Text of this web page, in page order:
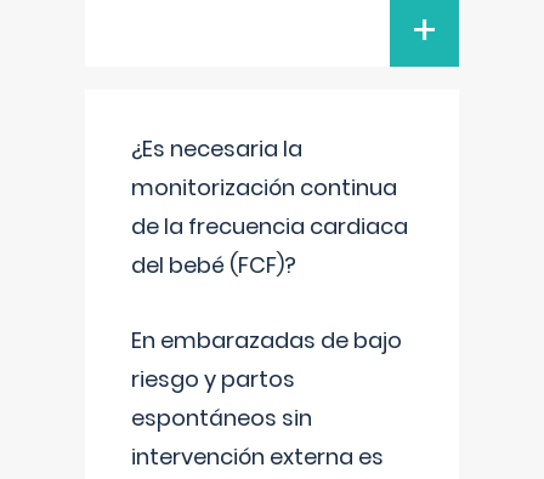
+
¿Es necesaria la
monitorización continua
de la frecuencia cardiaca
del bebé (FCF)?
En embarazadas de bajo
riesgo y partos
espontáneos sin
intervención externa es